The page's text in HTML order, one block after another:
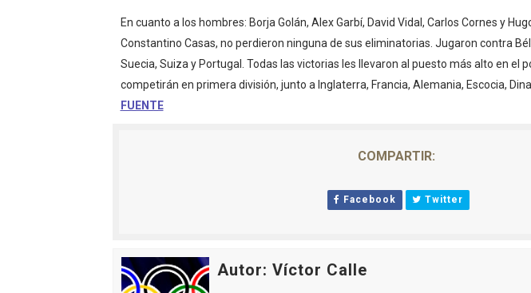
Mundial de esgrima 2026 (Hong Kong) - La
Raquel Rodriguez es la nueva monarca
Athletes Unlimited Softball League 2026 - Las Utah
Mundial de piragüismo slalom 2026 (Oklahoma City,
Tour de Francia masculino 2026 - Tadej Pogacar
Mundial de Fórmula 1 2026 - Lando Norris consigue
En cuanto a los hombres: Borja Golán, Alex Garbí, David Vidal, Carlos Cornes y
Constantino Casas, no perdieron ninguna de sus eliminatorias. Jugaron contra
Suecia, Suiza y Portugal. Todas las victorias les llevaron al puesto más alto en el
competirán en primera división, junto a Inglaterra, Francia, Alemania, Escocia,
FUENTE
COMPARTIR:
Facebook Twitter
Autor: Víctor Calle